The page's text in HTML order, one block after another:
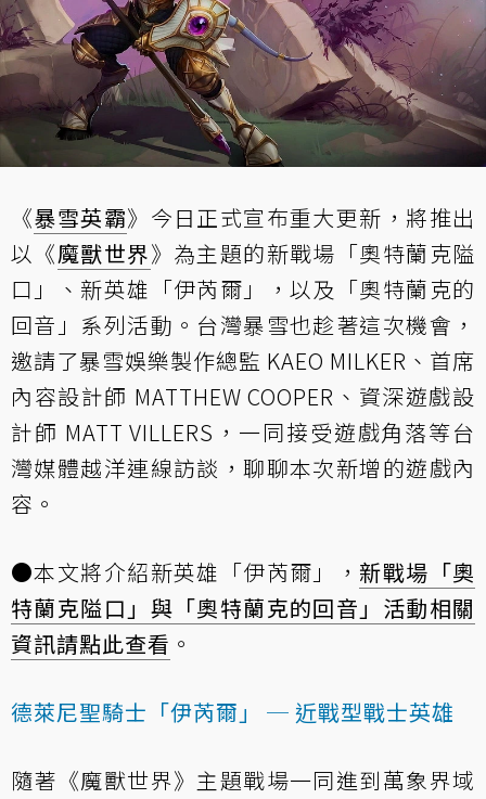
《暴雪英霸》今日正式宣布重大更新，將推出
以《魔獸世界》為主題的新戰場「奧特蘭克隘
口」、新英雄「伊芮爾」，以及「奧特蘭克的
回音」系列活動。台灣暴雪也趁著這次機會，
邀請了暴雪娛樂製作總監 KAEO MILKER、首席
內容設計師 MATTHEW COOPER、資深遊戲設
計師 MATT VILLERS，一同接受遊戲角落等台
灣媒體越洋連線訪談，聊聊本次新增的遊戲內
容。
●本文將介紹新英雄「伊芮爾」， 新戰場「奧
特蘭克隘口」與「奧特蘭克的回音」活動相關
資訊請點此查看 。
德萊尼聖騎士「伊芮爾」 ─ 近戰型戰士英雄
隨著《魔獸世界》主題戰場一同進到萬象界域